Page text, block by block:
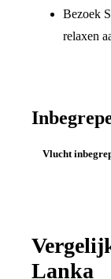
Bezoek
relaxen
Vlucht
Lanka